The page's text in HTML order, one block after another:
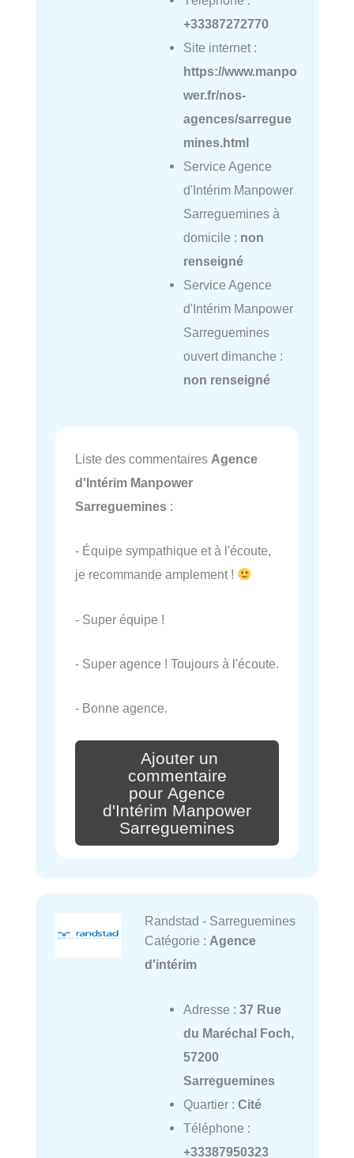
+33387272770
Site internet :
https://www.manpo
wer.fr/nos-
agences/sarregue
mines.html
Service Agence
d'Intérim Manpower
Sarreguemines à
domicile : non
renseigné
Service Agence
d'Intérim Manpower
Sarreguemines
ouvert dimanche :
non renseigné
Liste des commentaires Agence
d'Intérim Manpower
Sarreguemines :
- Équipe sympathique et à l'écoute,
je recommande amplement !
- Super équipe !
- Super agence ! Toujours à l'écoute.
- Bonne agence.
Ajouter un
commentaire
pour Agence
d'Intérim Manpower
Sarreguemines
Randstad - Sarreguemines
Catégorie : Agence
d'intérim
Adresse : 37 Rue
du Maréchal Foch,
57200
Sarreguemines
Quartier : Cité
Téléphone :
+33387950323